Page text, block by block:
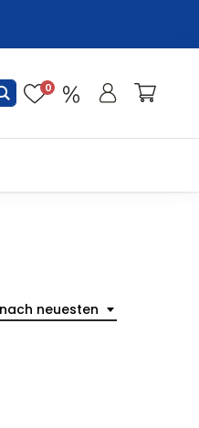
0
neuesten